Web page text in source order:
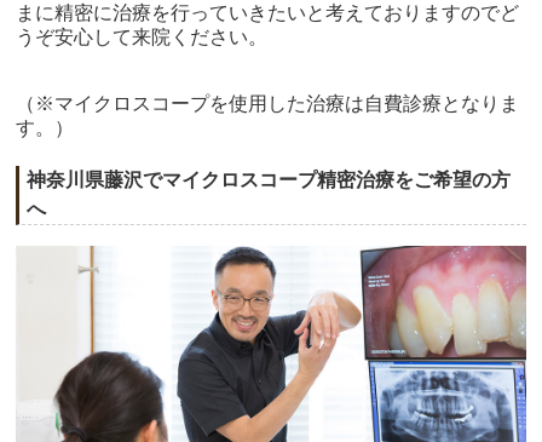
まに精密に治療を行っていきたいと考えておりますのでど
うぞ安心して来院ください。
（※マイクロスコープを使用した治療は自費診療となりま
す。）
神奈川県藤沢でマイクロスコープ精密治療をご希望の方
へ